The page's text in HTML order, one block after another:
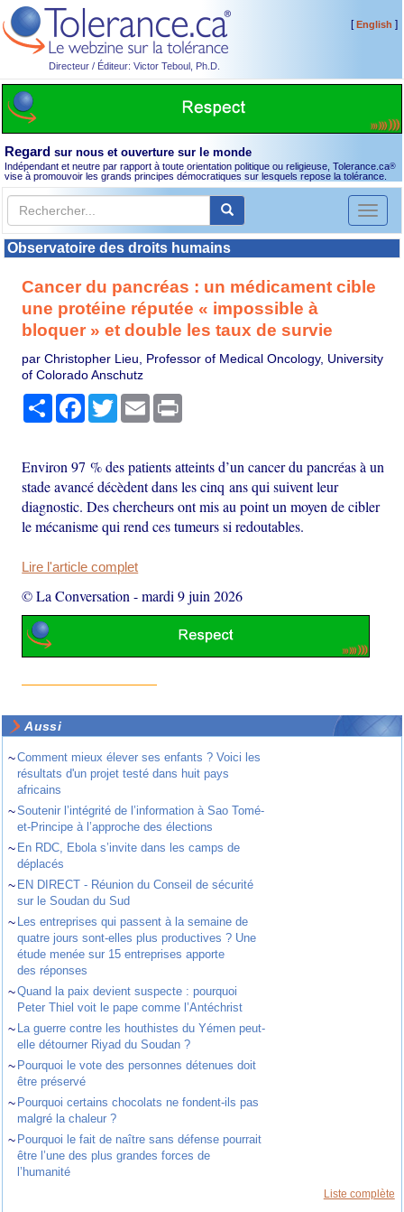
Directeur / Éditeur: Victor Teboul, Ph.D.
[English ]
Regard sur nous et ouverture sur le monde
Indépendant et neutre par rapport à toute orientation politique ou religieuse, Tolerance.ca®
vise à promouvoir les grands principes démocratiques sur lesquels repose la tolérance.
Toggle
Observatoire des droits humains
Cancer du pancréas : un médicament cible
une protéine réputée « impossible à
bloquer » et double les taux de survie
par Christopher Lieu, Professor of Medical Oncology, University
of Colorado Anschutz
PartagerFacebook
TwitterEmail
Environ 97 % des patients atteints d’un cancer du pancréas à un
stade avancé décèdent dans les cinq ans qui suivent leur
diagnostic. Des chercheurs ont mis au point un moyen de cibler
le mécanisme qui rend ces tumeurs si redoutables.
Lire l'article complet
© La Conversation -mardi 9 juin 2026
Aussi
~Comment mieux élever ses enfants ? Voici les
résultats d'un projet testé dans huit pays
africains
~Soutenir l’intégrité de l’information à Sao Tomé-
et-Principe à l’approche des élections
~ En RDC, Ebola s’invite dans les camps de
déplacés
~ EN DIRECT - Réunion du Conseil de sécurité
sur le Soudan du Sud
~ Les entreprises qui passent à la semaine de
quatre jours sont-elles plus productives ? Une
étude menée sur 15 entreprises apporte
des réponses
~Quand la paix devient suspecte : pourquoi
Peter Thiel voit le pape comme l’Antéchrist
~ La guerre contre les houthistes du Yémen peut-
elle détourner Riyad du Soudan ?
~ Pourquoi le vote des personnes détenues doit
être préservé
~ Pourquoi certains chocolats ne fondent-ils pas
malgré la chaleur ?
~ Pourquoi le fait de naître sans défense pourrait
être l’une des plus grandes forces de
l’humanité
Liste complète